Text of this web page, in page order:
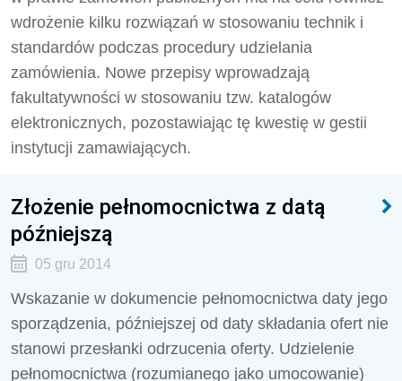
wdrożenie kilku rozwiązań w stosowaniu technik i
standardów podczas procedury udzielania
zamówienia. Nowe przepisy wprowadzają
fakultatywności w stosowaniu tzw. katalogów
elektronicznych, pozostawiając tę kwestię w gestii
instytucji zamawiających.
Złożenie pełnomocnictwa z datą
późniejszą
05 gru 2014
Wskazanie w dokumencie pełnomocnictwa daty jego
sporządzenia, późniejszej od daty składania ofert nie
stanowi przesłanki odrzucenia oferty. Udzielenie
pełnomocnictwa (rozumianego jako umocowanie)